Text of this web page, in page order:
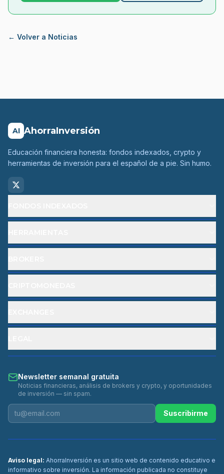
← Volver a Noticias
AI AhorraInversión
Educación financiera honesta: fondos indexados, crypto y
herramientas de inversión para el español de a pie. Sin humo.
Newsletter semanal gratuita
Noticias financieras, análisis de brokers y crypto, y oportunidades
de inversión — sin spam.
Suscribirme
Aviso legal: AhorraInversión es un sitio web de contenido educativo e
informativo sobre inversión. La información publicada no constituye